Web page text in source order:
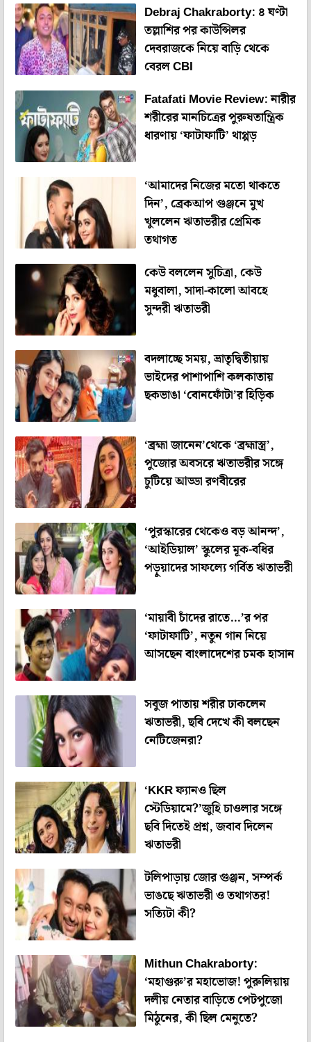
Debraj Chakraborty: ৪ ঘণ্টা
তল্লাশির পর কাউন্সিলর
দেবরাজকে নিয়ে বাড়ি থেকে
বেরল CBI
Fatafati Movie Review: নারীর
শরীরের মানচিত্রের পুরুষতান্ত্রিক
ধারণায় ‘ফাটাফাটি’ থাপ্পড়
‘আমাদের নিজের মতো থাকতে
দিন’, ব্রেকআপ গুঞ্জনে মুখ
খুললেন ঋতাভরীর প্রেমিক
তথাগত
কেউ বললেন সুচিত্রা, কেউ
মধুবালা, সাদা-কালো আবহে
সুন্দরী ঋতাভরী
বদলাচ্ছে সময়, ভ্রাতৃদ্বিতীয়ায়
ভাইদের পাশাপাশি কলকাতায়
ছকভাঙা ‘বোনফোঁটা’র হিড়িক
‘ব্রহ্মা জানেন’থেকে ‘ব্রহ্মাস্ত্র’,
পুজোর অবসরে ঋতাভরীর সঙ্গে
চুটিয়ে আড্ডা রণবীরের
‘পুরস্কারের থেকেও বড় আনন্দ’,
‘আইডিয়াল’ স্কুলের মূক-বধির
পড়ুয়াদের সাফল্যে গর্বিত ঋতাভরী
‘মায়াবী চাঁদের রাতে…’র পর
‘ফাটাফাটি’, নতুন গান নিয়ে
আসছেন বাংলাদেশের চমক হাসান
সবুজ পাতায় শরীর ঢাকলেন
ঋতাভরী, ছবি দেখে কী বলছেন
নেটিজেনরা?
‘KKR ফ্যানও ছিল
স্টেডিয়ামে?’জুহি চাওলার সঙ্গে
ছবি দিতেই প্রশ্ন, জবাব দিলেন
ঋতাভরী
টলিপাড়ায় জোর গুঞ্জন, সম্পর্ক
ভাঙছে ঋতাভরী ও তথাগতর!
সত্যিটা কী?
Mithun Chakraborty:
‘মহাগুরু’র মহাভোজ! পুরুলিয়ায়
দলীয় নেতার বাড়িতে পেটপুজো
মিঠুনের, কী ছিল মেনুতে?